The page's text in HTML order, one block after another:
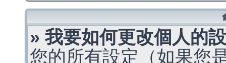
» 我要如何更改個人的
您的所有設定（如果您